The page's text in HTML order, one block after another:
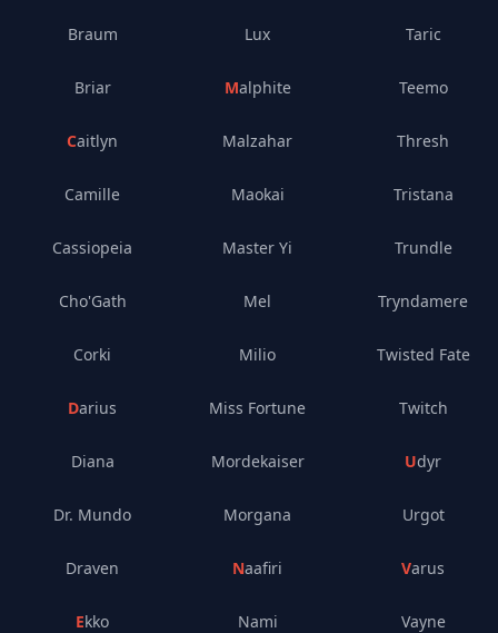
Braum
Briar
Caitlyn
Camille
Cassiopeia
Cho'Gath
Corki
Darius
Diana
Dr. Mundo
Draven
Ekko
Lux
Malphite
Malzahar
Maokai
Master Yi
Mel
Milio
Miss Fortune
Mordekaiser
Morgana
Naafiri
Nami
Taric
Teemo
Thresh
Tristana
Trundle
Tryndamere
Twisted Fate
Twitch
Udyr
Urgot
Varus
Vayne